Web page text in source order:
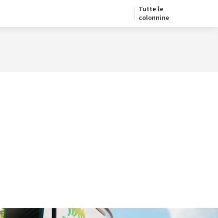
Tutte le
colonnine